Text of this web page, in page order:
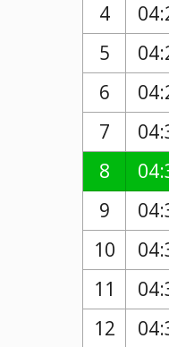
4
5
6
7
8
9
10
11
12